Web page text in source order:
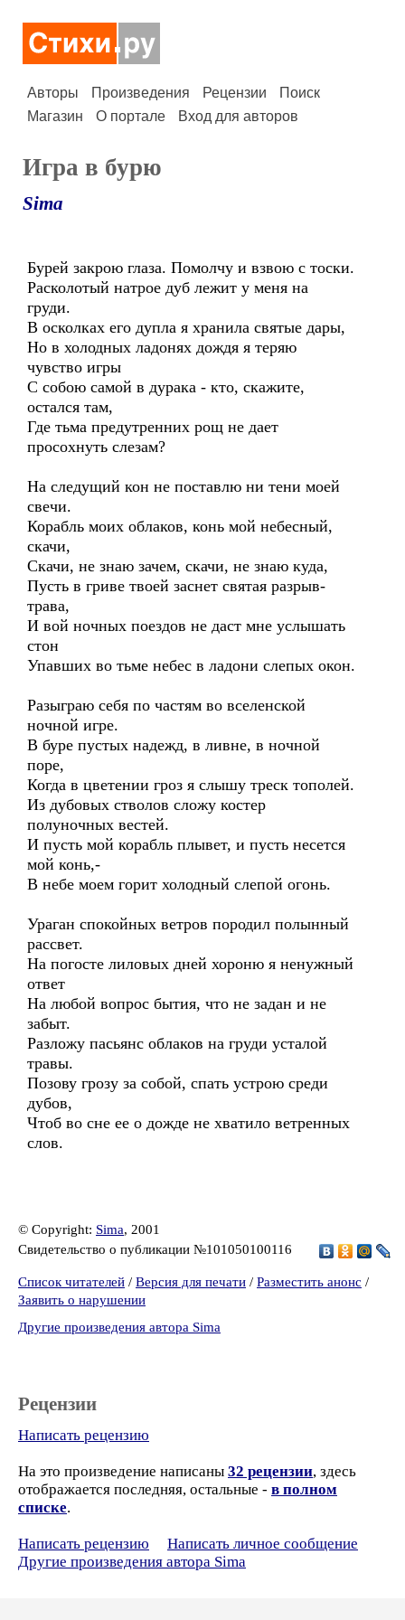
Авторы Произведения Рецензии
Поиск
Магазин
О портале Вход для авторов
Игра в бурю
Sima
Бурей закрою глаза. Помолчу и взвою с тоски.
Расколотый натрое дуб лежит у меня на
груди.
В осколках его дупла я хранила святые дары,
Но в холодных ладонях дождя я теряю
чувство игры
С собою самой в дурака - кто, скажите,
остался там,
Где тьма предутренних рощ не дает
просохнуть слезам?
На следущий кон не поставлю ни тени моей
свечи.
Корабль моих облаков, конь мой небесный,
скачи,
Скачи, не знаю зачем, скачи, не знаю куда,
Пусть в гриве твоей заснет святая разрыв-
трава,
И вой ночных поездов не даст мне услышать
стон
Упавших во тьме небес в ладони слепых окон.
Разыграю себя по частям во вселенской
ночной игре.
В буре пустых надежд, в ливне, в ночной
поре,
Когда в цветении гроз я слышу треск тополей.
Из дубовых стволов сложу костер
полуночных вестей.
И пусть мой корабль плывет, и пусть несется
мой конь,-
В небе моем горит холодный слепой огонь.
Ураган спокойных ветров породил полынный
рассвет.
На погосте лиловых дней хороню я ненужный
ответ
На любой вопрос бытия, что не задан и не
забыт.
Разложу пасьянс облаков на груди усталой
травы.
Позову грозу за собой, спать устрою среди
дубов,
Чтоб во сне ее о дожде не хватило ветренных
слов.
© Copyright: Sima, 2001
Свидетельство о публикации №101050100116
Список читателей / Версия для печати / Разместить анонс /
Заявить о нарушении
Другие произведения автора Sima
Рецензии
Написать рецензию
На это произведение написаны 32 рецензии, здесь
отображается последняя, остальные - в полном
списке.
Написать рецензию
Написать личное сообщение
Другие произведения автора Sima